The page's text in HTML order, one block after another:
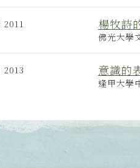
2011 楊牧詩
佛光大學
2013 意識的
逢甲大學